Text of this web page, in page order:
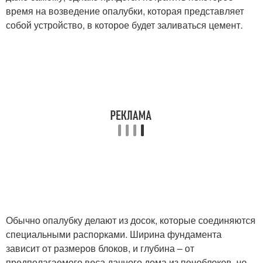
время на возведение опалубки, которая представляет
собой устройство, в которое будет заливаться цемент.
Обычно опалубку делают из досок, которые соединяются
специальными распорками. Ширина фундамента
зависит от размеров блоков, и глубина – от